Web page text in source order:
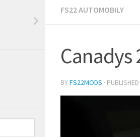
FS22 AUTOMOBILY
Canadys
BYFS22MODS · PUBLISHED